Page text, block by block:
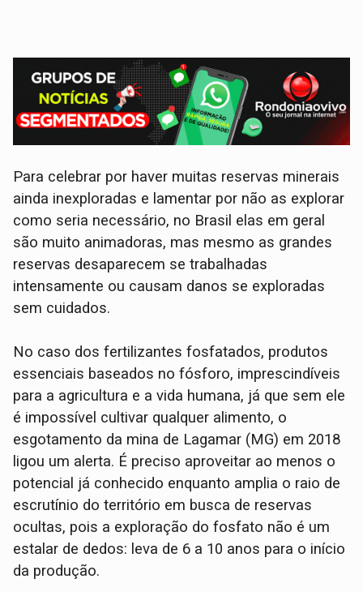
Para celebrar por haver muitas reservas minerais
ainda inexploradas e lamentar por não as explorar
como seria necessário, no Brasil elas em geral
são muito animadoras, mas mesmo as grandes
reservas desaparecem se trabalhadas
intensamente ou causam danos se exploradas
sem cuidados.
No caso dos fertilizantes fosfatados, produtos
essenciais baseados no fósforo, imprescindíveis
para a agricultura e a vida humana, já que sem ele
é impossível cultivar qualquer alimento, o
esgotamento da mina de Lagamar (MG) em 2018
ligou um alerta. É preciso aproveitar ao menos o
potencial já conhecido enquanto amplia o raio de
escrutínio do território em busca de reservas
ocultas, pois a exploração do fosfato não é um
estalar de dedos: leva de 6 a 10 anos para o início
da produção.